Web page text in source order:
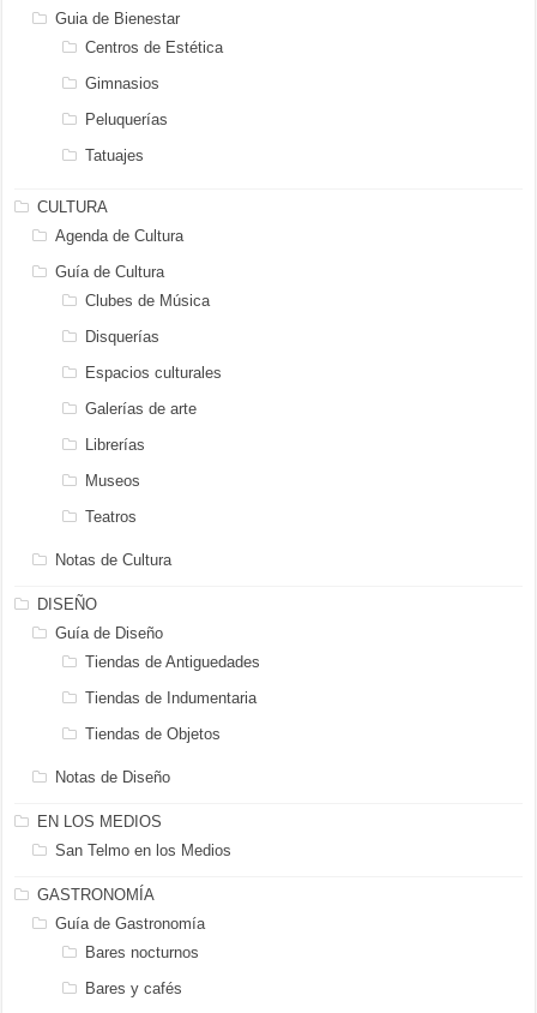
Guia de Bienestar
Centros de Estética
Gimnasios
Peluquerías
Tatuajes
CULTURA
Agenda de Cultura
Guía de Cultura
Clubes de Música
Disquerías
Espacios culturales
Galerías de arte
Librerías
Museos
Teatros
Notas de Cultura
DISEÑO
Guía de Diseño
Tiendas de Antiguedades
Tiendas de Indumentaria
Tiendas de Objetos
Notas de Diseño
EN LOS MEDIOS
San Telmo en los Medios
GASTRONOMÍA
Guía de Gastronomía
Bares nocturnos
Bares y cafés